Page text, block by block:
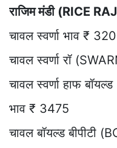
राजिम मंडी (RICE
चावल स्वर्णा भाव ₹
चावल स्वर्णा रॉ
चावल स्वर्णा हाफ
भाव ₹ 3475
चावल बॉयल्ड बीपीटी